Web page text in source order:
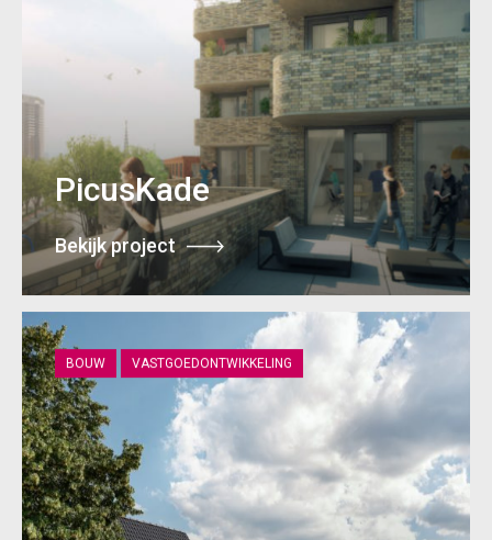
PicusKade
Bekijk project
BOUW VASTGOEDONTWIKKELING